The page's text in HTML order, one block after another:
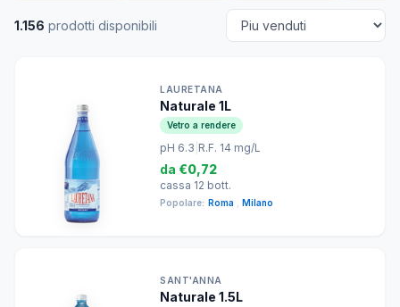
1.156 prodotti disponibili
LAURETANA
Naturale 1L
Vetro a rendere
pH 6.3 R.F. 14 mg/L
da €0,72
cassa 12 bott.
Popolare: Roma Milano
SANT'ANNA
Naturale 1.5L